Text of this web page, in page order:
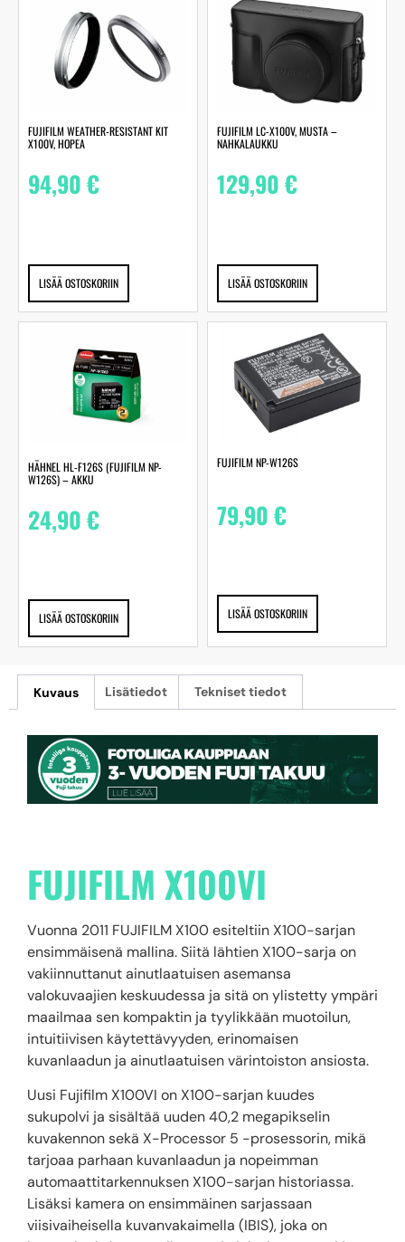
FUJIFILM WEATHER-RESISTANT KIT
X100V, HOPEA
94,90€
LISÄÄ OSTOSKORIIN
FUJIFILM LC-X100V, MUSTA –
NAHKALAUKKU
129,90€
LISÄÄ OSTOSKORIIN
HÄHNEL HL-F126S (FUJIFILM NP-
W126S) – AKKU
24,90€
LISÄÄ OSTOSKORIIN
FUJIFILM NP-W126S
79,90€
LISÄÄ OSTOSKORIIN
Kuvaus Lisätiedot Tekniset tiedot
FUJIFILM X100VI
Vuonna 2011 FUJIFILM X100 esiteltiin X100-sarjan
ensimmäisenä mallina. Siitä lähtien X100-sarja on
vakiinnuttanut ainutlaatuisen asemansa
valokuvaajien keskuudessa ja sitä on ylistetty ympäri
maailmaa sen kompaktin ja tyylikkään muotoilun,
intuitiivisen käytettävyyden, erinomaisen
kuvanlaadun ja ainutlaatuisen värintoiston ansiosta.
Uusi Fujifilm X100VI on X100-sarjan kuudes
sukupolvi ja sisältää uuden 40,2 megapikselin
kuvakennon sekä X-Processor 5 -prosessorin, mikä
tarjoaa parhaan kuvanlaadun ja nopeimman
automaattitarkennuksen X100-sarjan historiassa.
Lisäksi kamera on ensimmäinen sarjassaan
viisivaiheisella kuvanvakaimella (IBIS), joka on